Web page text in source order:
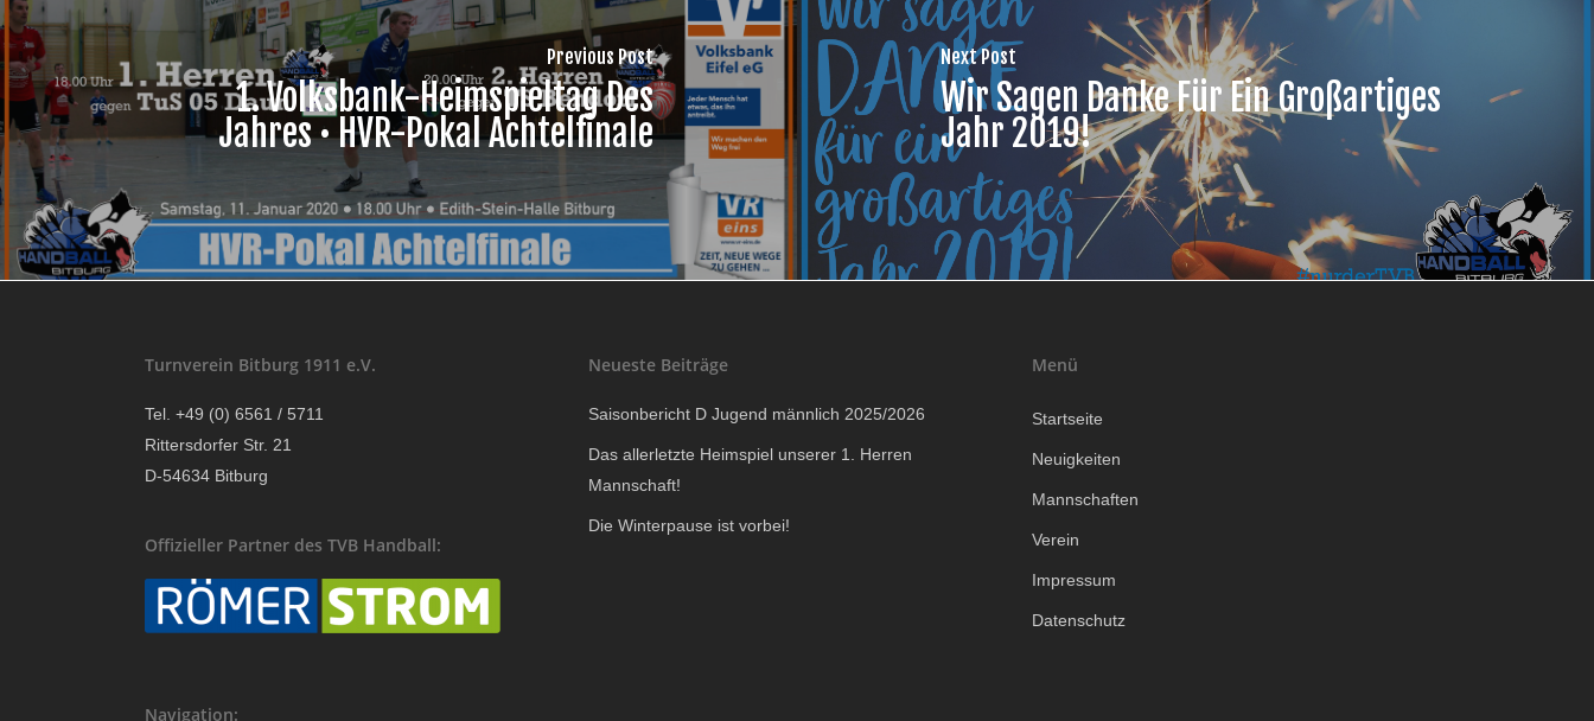
Previous Post
1. Volksbank-Heimspieltag Des
Jahres • HVR-Pokal Achtelfinale
Next Post
Wir Sagen Danke Für Ein Großartiges
Jahr 2019!
Turnverein Bitburg 1911 e.V.
Tel. +49 (0) 6561 / 5711
Rittersdorfer Str. 21
D-54634 Bitburg
Offizieller Partner des TVB Handball:
Navigation:
Neueste Beiträge
Saisonbericht D Jugend männlich 2025/2026
Das allerletzte Heimspiel unserer 1. Herren
Mannschaft!
Die Winterpause ist vorbei!
Menü
Startseite
Neuigkeiten
Mannschaften
Verein
Impressum
Datenschutz